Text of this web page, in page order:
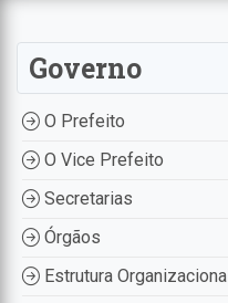
Governo
O Prefeito
O Vice Prefeito
Secretarias
Órgãos
Estrutura Organizacional